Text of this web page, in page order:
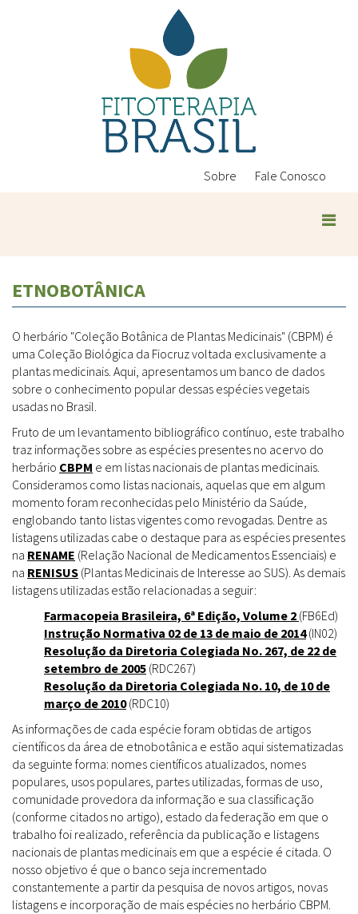
Sobre Fale Conosco
ETNOBOTÂNICA
O herbário "Coleção Botânica de Plantas Medicinais" (CBPM) é
uma Coleção Biológica da Fiocruz voltada exclusivamente a
plantas medicinais. Aqui, apresentamos um banco de dados
sobre o conhecimento popular dessas espécies vegetais
usadas no Brasil.
Fruto de um levantamento bibliográfico contínuo, este trabalho
traz informações sobre as espécies presentes no acervo do
herbário CBPM e em listas nacionais de plantas medicinais.
Consideramos como listas nacionais, aquelas que em algum
momento foram reconhecidas pelo Ministério da Saúde,
englobando tanto listas vigentes como revogadas. Dentre as
listagens utilizadas cabe o destaque para as espécies presentes
na RENAME (Relação Nacional de Medicamentos Essenciais) e
na RENISUS (Plantas Medicinais de Interesse ao SUS). As demais
listagens utilizadas estão relacionadas a seguir:
Farmacopeia Brasileira, 6ª Edição, Volume 2 (FB6Ed)
Instrução Normativa 02 de 13 de maio de 2014(IN02)
Resolução da Diretoria Colegiada No. 267, de 22 de
setembro de 2005 (RDC267)
Resolução da Diretoria Colegiada No. 10, de 10 de
março de 2010(RDC10)
As informações de cada espécie foram obtidas de artigos
científicos da área de etnobotânica e estão aqui sistematizadas
da seguinte forma: nomes científicos atualizados, nomes
populares, usos populares, partes utilizadas, formas de uso,
comunidade provedora da informação e sua classificação
(conforme citados no artigo), estado da federação em que o
trabalho foi realizado, referência da publicação e listagens
nacionais de plantas medicinais em que a espécie é citada. O
nosso objetivo é que o banco seja incrementado
constantemente a partir da pesquisa de novos artigos, novas
listagens e incorporação de mais espécies no herbário CBPM.